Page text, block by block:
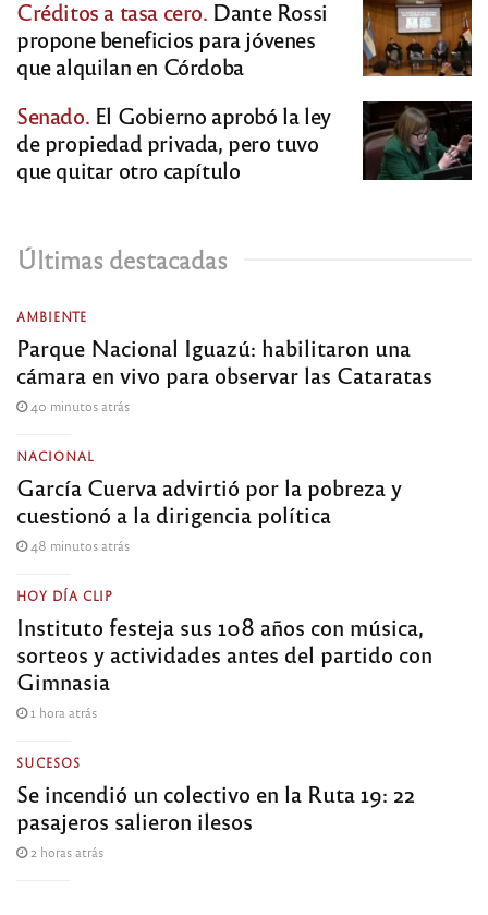
Créditos a tasa cero. Dante Rossi
propone beneficios para jóvenes
que alquilan en Córdoba
Senado. El Gobierno aprobó la ley
de propiedad privada, pero tuvo
que quitar otro capítulo
Últimas destacadas
AMBIENTE
Parque Nacional Iguazú: habilitaron una
cámara en vivo para observar las Cataratas
40 minutos atrás
NACIONAL
García Cuerva advirtió por la pobreza y
cuestionó a la dirigencia política
48 minutos atrás
HOY DÍA CLIP
Instituto festeja sus 108 años con música,
sorteos y actividades antes del partido con
Gimnasia
1 hora atrás
SUCESOS
Se incendió un colectivo en la Ruta 19: 22
pasajeros salieron ilesos
2 horas atrás